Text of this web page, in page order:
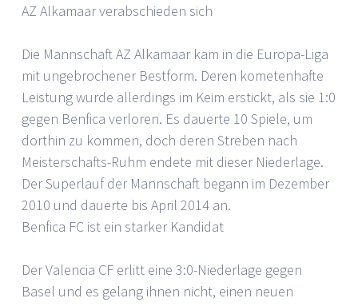
AZ Alkamaar verabschieden sich
Die Mannschaft AZ Alkamaar kam in die Europa-Liga
mit ungebrochener Bestform. Deren kometenhafte
Leistung wurde allerdings im Keim erstickt, als sie 1:0
gegen Benfica verloren. Es dauerte 10 Spiele, um
dorthin zu kommen, doch deren Streben nach
Meisterschafts-Ruhm endete mit dieser Niederlage.
Der Superlauf der Mannschaft begann im Dezember
2010 und dauerte bis April 2014 an.
Benfica FC ist ein starker Kandidat
Der Valencia CF erlitt eine 3:0-Niederlage gegen
Basel und es gelang ihnen nicht, einen neuen